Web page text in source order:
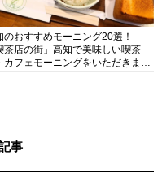
のおすすめモーニング20選！
茶店の街」高知で美味しい喫茶
カフェモーニングをいただきま
事